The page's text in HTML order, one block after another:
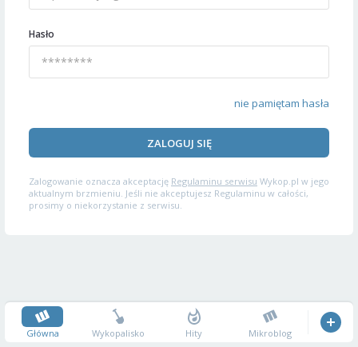
Hasło
nie pamiętam hasła
ZALOGUJ SIĘ
Zalogowanie oznacza akceptację Regulaminu serwisu Wykop.pl w jego
aktualnym brzmieniu. Jeśli nie akceptujesz Regulaminu w całości,
prosimy o niekorzystanie z serwisu.
Główna Wykopalisko Hity Mikroblog